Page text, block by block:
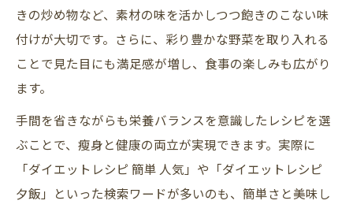
きの炒め物など、素材の味を活かしつつ飽きのこない味
付けが大切です。さらに、彩り豊かな野菜を取り入れる
ことで見た目にも満足感が増し、食事の楽しみも広がり
ます。
手間を省きながらも栄養バランスを意識したレシピを選
ぶことで、瘦身と健康の両立が実現できます。実際に
「ダイエットレシピ 簡単 人気」や「ダイエットレシピ
夕飯」といった検索ワードが多いのも、簡単さと美味し